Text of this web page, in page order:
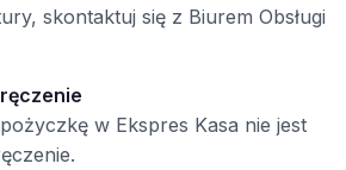
skontaktuj się z Biurem Obsługi
w Ekspres Kasa nie jest